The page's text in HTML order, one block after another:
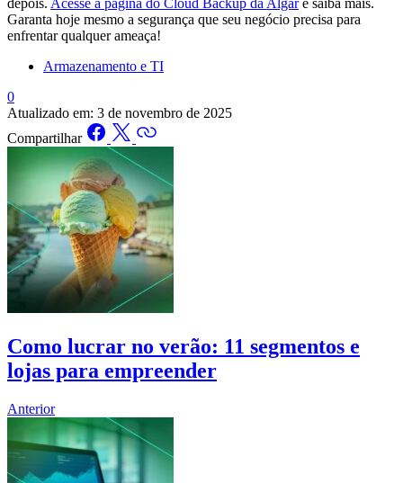
depois. Acesse a página do Cloud Backup da Algare saiba mais.
Garanta hoje mesmo a segurança que seu negócio precisa para
enfrentar qualquer ameaça!
Armazenamento e TI
0
Atualizado em: 3 de novembro de 2025
Compartilhar
Como lucrar no verão: 11 segmentos e
lojas para empreender
Anterior